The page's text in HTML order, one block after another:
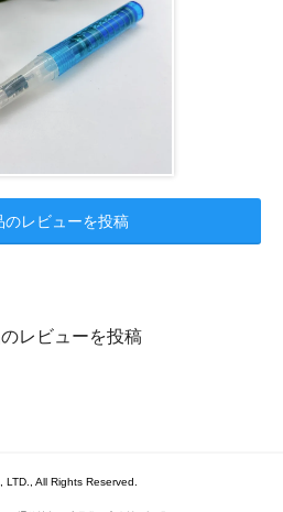
のレビューを投稿
レビューを投稿
LTD., All Rights Reserved.